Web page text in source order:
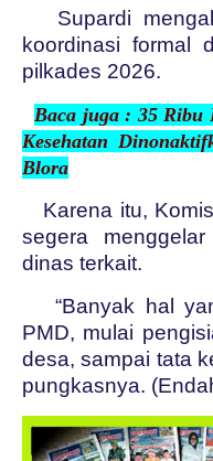
Supardi
koordinasi formal
pilkades 2026.
Baca juga : 35 Ribu
Kesehatan
Blora
Karena itu,
segera
dinas terkait.
“Banyak hal
PMD, mulai
desa, sampai tata
pungkasnya.